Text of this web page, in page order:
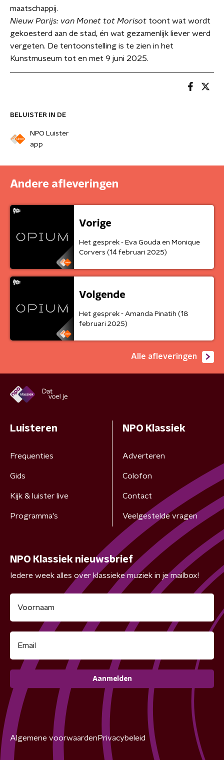
BELUISTER IN DE
NPO Luister
app
maatschappij.
Nieuw Parijs: van Monet tot Morisot toont wat wordt
gekoesterd aan de stad, én wat gezamenlijk liever werd
vergeten. De tentoonstelling is te zien in het
Kunstmuseum tot en met 9 juni 2025.
Andere afleveringen
Vorige
Het gesprek - Eva Gouda en Monique
Corvers (14 februari 2025)
Volgende
Het gesprek - Amanda Pinatih (18
februari 2025)
Alle afleveringen
Luisteren
Frequenties
Gids
Kijk & luister live
Programma's
NPO Klassiek
Adverteren
Colofon
Contact
Veelgestelde vragen
NPO Klassiek nieuwsbrief
Iedere week alles over klassieke muziek in je mailbox!
Aanmelden
Algemene voorwaarden Privacybeleid